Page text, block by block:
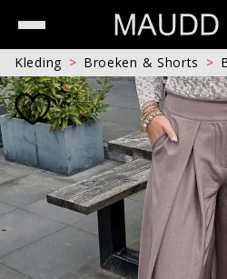
Kleding Broeken & Shorts